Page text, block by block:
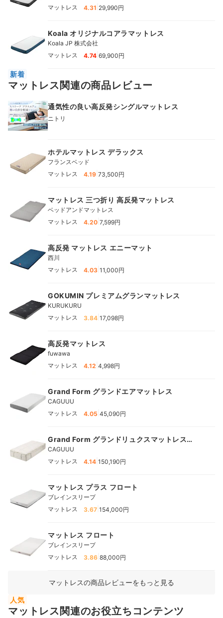
マットレス
4.31 29,990円
Koala オリジナルコアラマットレス
Koala JP 株式会社
マットレス
4.74 69,900円
新着
マットレス関連の商品レビュー
通気性の良い高反発シングルマットレス
ニトリ
ホテルマットレス デラックス
フランスベッド
マットレス
4.19 73,500円
マットレス 三つ折り 高反発マットレス
ベッドアンドマットレス
マットレス
4.20 7,599円
高反発 マットレス エニーマット
西川
マットレス
4.03 11,000円
GOKUMIN プレミアムグランマットレス
KURUKURU
マットレス
3.84 17,098円
高反発マットレス
fuwawa
マットレス
4.12 4,998円
Grand Form グランドエアマットレス
CAGUUU
マットレス
4.05 45,090円
Grand Form グランドリュクスマットレス
PLUS
CAGUUU
マットレス
4.14 150,190円
マットレス プラス フロート
ブレインスリープ
マットレス
3.67 154,000円
マットレス フロート
ブレインスリープ
マットレス
3.86 88,000円
マットレスの商品レビューをもっと見る
人気
マットレス関連のお役立ちコンテンツ